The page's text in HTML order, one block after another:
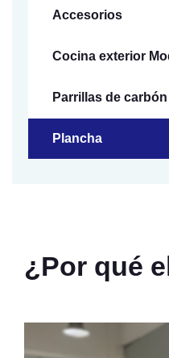
Accesorios
Cocina exterior
Parrillas de carbón
Plancha
¿Por qué